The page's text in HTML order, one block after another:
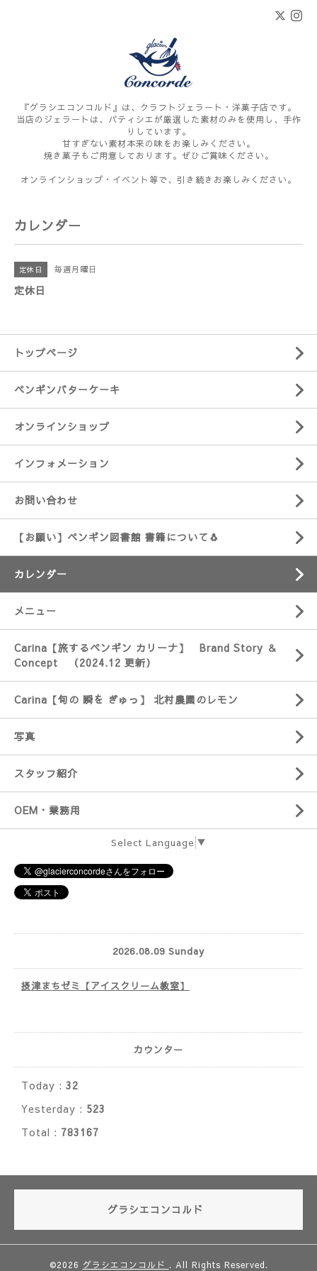
『グラシエコンコルド』は、クラフトジェラート・洋菓子店です。
当店のジェラートは、パティシエが厳選した素材のみを使用し、手作
りしています。
甘すぎない素材本来の味をお楽しみください。
焼き菓子もご用意しております。ぜひご賞味ください。
オンラインショップ・イベント等で、引き続きお楽しみください。
カレンダー
定休日 毎週月曜日
定休日
トップページ
ペンギンバターケーキ
オンラインショップ
インフォメーション
お問い合わせ
【お願い】ペンギン図書館 書籍について🐧
カレンダー
メニュー
Carina【旅するペンギン カリーナ】 Brand Story ＆
Concept （2024.12 更新）
Carina【旬の 瞬を ぎゅっ】 北村農園のレモン
写真
スタッフ紹介
OEM・業務用
Select Language ▼
2026.08.09 Sunday
摂津まちゼミ【アイスクリーム教室】
カウンター
Today : 32
Yesterday : 523
Total : 783167
グラシエコンコルド
©2026 グラシエコンコルド . All Rights Reserved.